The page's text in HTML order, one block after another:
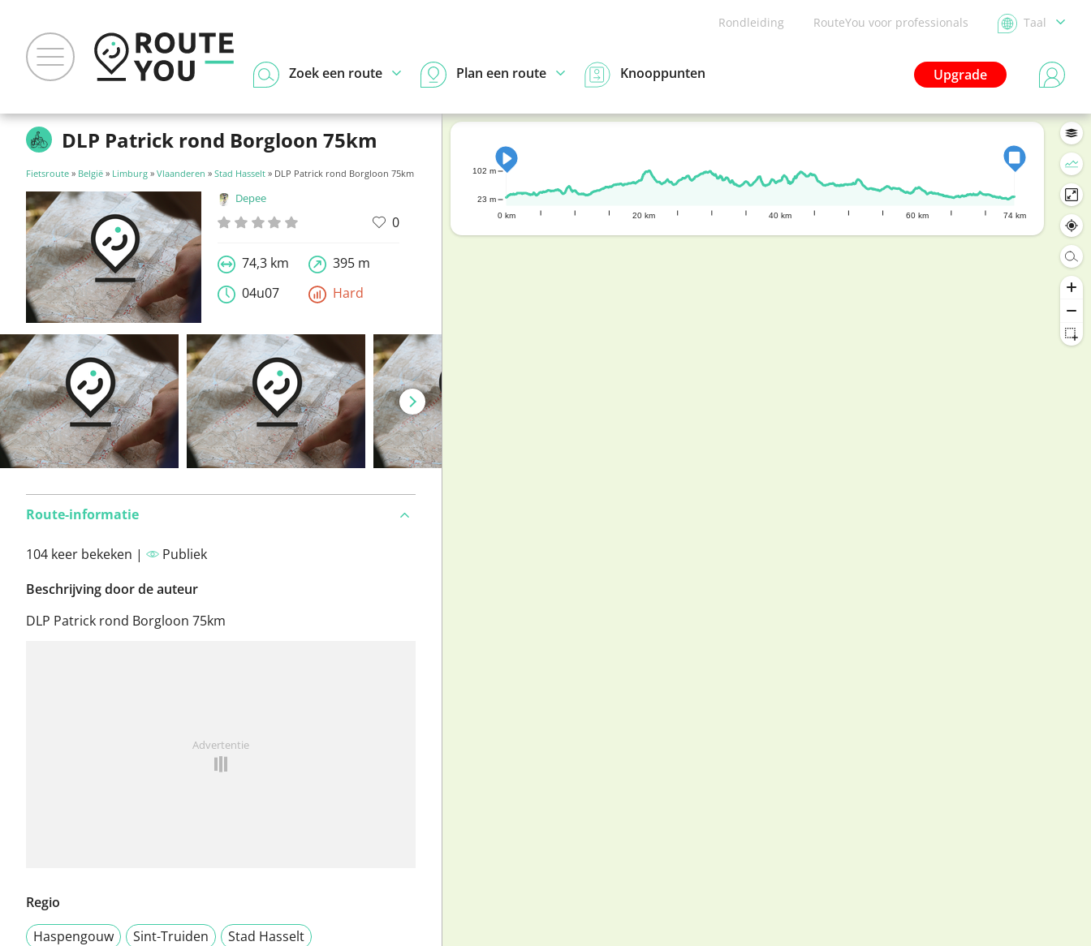
Rondleiding RouteYou voor professionals Taal
Upgrade
Zoek een route Plan een route Knooppunten
DLP Patrick rond Borgloon 75km
Fietsroute » België » Limburg » Vlaanderen » Stad Hasselt » DLP Patrick rond Borgloon 75km
Depee
0
74,3 km
395 m
04u07
Hard
Route-informatie
104 keer bekeken |
Publiek
Beschrijving door de auteur
DLP Patrick rond Borgloon 75km
Advertentie
Regio
Haspengouw
Sint-Truiden
Stad Hasselt
0 km 20 km 40 km 60 km 74 km
23 m
102 m